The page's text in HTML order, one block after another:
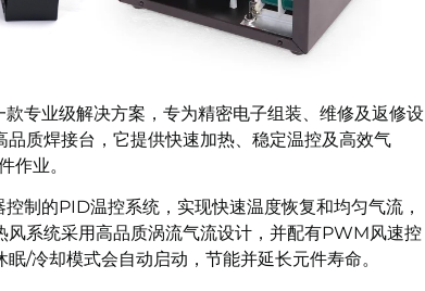
专业级解决方案，专为精密电子组装、维修及返修设
质焊接台，它提供快速加热、稳定温控及高效气
作业。
制的PID温控系统，实现快速温度恢复和均匀气流，
风系统采用高品质涡流气流设计，并配有PWM风速控
/冷却模式会自动启动，节能并延长元件寿命。